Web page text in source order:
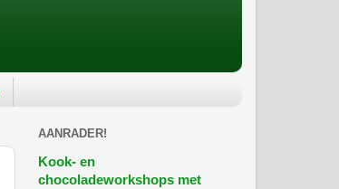
AANRADER!
Kook- en
chocoladeworkshops met